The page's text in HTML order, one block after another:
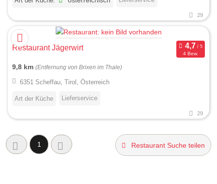
29
Restaurant Jägerwirt
4 Bew.
9,8 km (Entfernung von Brixen im Thale)
6351 Scheffau, Tirol, Österreich
Art der Küche Lieferservice
29
1 Restaurant Suche teilen